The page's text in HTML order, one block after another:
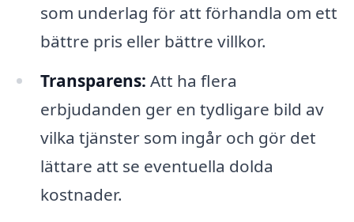
som underlag för att förhandla om ett
bättre pris eller bättre villkor.
Transparens: Att ha flera
erbjudanden ger en tydligare bild av
vilka tjänster som ingår och gör det
lättare att se eventuella dolda
kostnader.